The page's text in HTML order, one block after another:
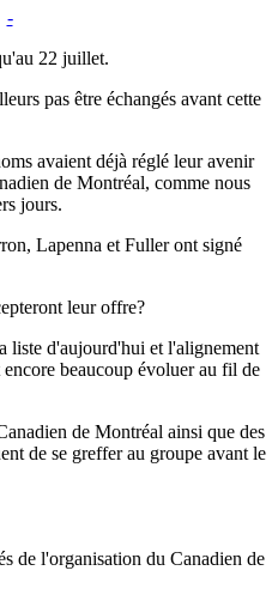
-
22 juillet.
pas être échangés avant cette
avaient déjà réglé leur avenir
de Montréal, comme nous
jours.
Lapenna et Fuller ont signé
leur offre?
liste d'aujourd'hui et l'alignement
beaucoup évoluer au fil de
de Montréal ainsi que des
de se greffer au groupe avant le
de l'organisation du Canadien de